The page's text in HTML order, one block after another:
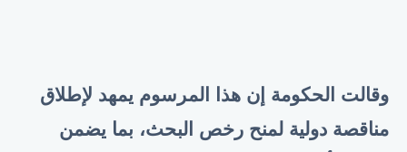
وقالت الحكومة إن هذا المرسوم يمهد لإطلاق
مناقصة دولية لمنح رخص البحث، بما يضمن